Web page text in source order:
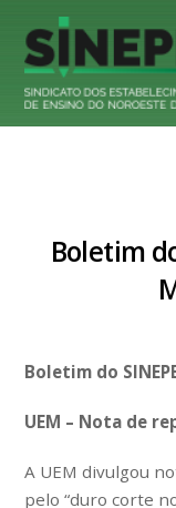
Boletim
Boletim do
UEM – Nota de
A UEM divulgou
pelo “duro corte